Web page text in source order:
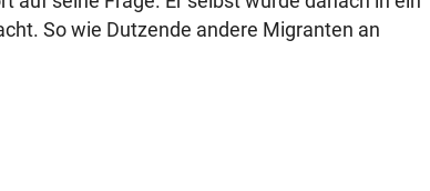
So wie Dutzende andere Migranten an